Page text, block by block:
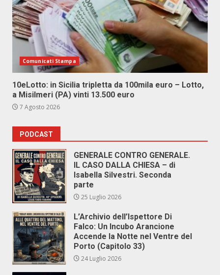
Comunicati Stampa
10eLotto: in Sicilia tripletta da 100mila euro – Lotto,
a Misilmeri (PA) vinti 13.500 euro
7 Agosto 2026
PODCAST
GENERALE CONTRO GENERALE.
IL CASO DALLA CHIESA – di
Isabella Silvestri. Seconda
parte
25 Luglio 2026
L’Archivio dell’Ispettore Di
Falco: Un Incubo Arancione
Accende la Notte nel Ventre del
Porto (Capitolo 33)
24 Luglio 2026